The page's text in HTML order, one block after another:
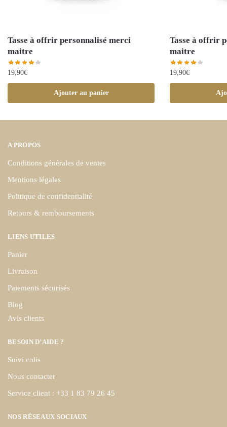
Tasse à offrir personnalisé merci
maitre
19,90€
Ajouter au panier
Tasse à offrir
maitre
19,90€
A PROPOS
Conditions générales de ventes
Mentions légales
Politique de confidentialité
Retours & remboursements
LIENS UTILES
Panier
Livraison
Paiements sécurisés
Blog
Avis clients
BESOIN D’AIDE ?
Suivi colis
Nous contacter
Service client : +33 1 83 79 26 45
NOS RÉSEAUX SOCIAUX